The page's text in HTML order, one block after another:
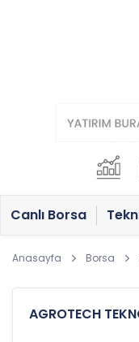
Canlı Borsa
Anasayfa Borsa
AGROTECH